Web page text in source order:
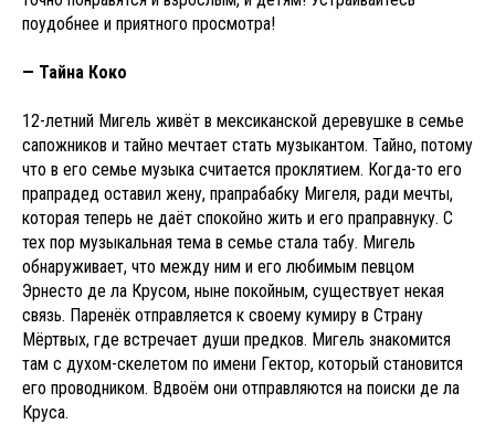
поудобнее и приятного просмотра!
— Тайна Коко
12-летний Мигель живёт в мексиканской деревушке в семье
сапожников и тайно мечтает стать музыкантом. Тайно, потому
что в его семье музыка считается проклятием. Когда-то его
прапрадед оставил жену, прапрабабку Мигеля, ради мечты,
которая теперь не даёт спокойно жить и его праправнуку. С
тех пор музыкальная тема в семье стала табу. Мигель
обнаруживает, что между ним и его любимым певцом
Эрнесто де ла Крусом, ныне покойным, существует некая
связь. Паренёк отправляется к своему кумиру в Страну
Мёртвых, где встречает души предков. Мигель знакомится
там с духом-скелетом по имени Гектор, который становится
его проводником. Вдвоём они отправляются на поиски де ла
Круса.